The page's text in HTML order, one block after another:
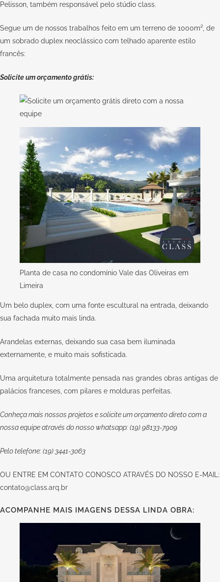
Pelisson, também responsável pelo stúdio class.
Segue um de nossos trabalhos feito em um terreno de 1000m², de
um sobrado duplex neoclássico com telhado aparente estilo
francês:
Solicite um orçamento grátis:
Planta de casa no condomínio Vale das Oliveiras em
Limeira
Um belo duplex, com uma fonte escultural na entrada, deixando
sua fachada muito mais linda.
Arandelas externas, deixando sua casa bem iluminada
externamente, e muito mais sofisticada.
Uma arquitetura totalmente pensada nas grandes obras antigas de
palácios franceses, com pilares e molduras perfeitas.
Conheça mais nossos projetos e solicite um orçamento direto com a
nossa equipe através do nosso whatsapp: (19) 98133-7909
Pelo telefone: (19) 3441-3063
OU ENTRE EM CONTATO CONOSCO ATRAVÉS DO NOSSO E-MAIL:
contato@class.arq.br
ACOMPANHE MAIS IMAGENS DESSA LINDA OBRA: